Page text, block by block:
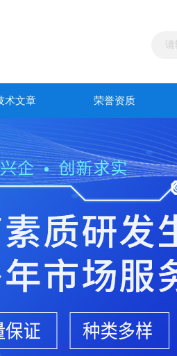
术文章 荣誉资质